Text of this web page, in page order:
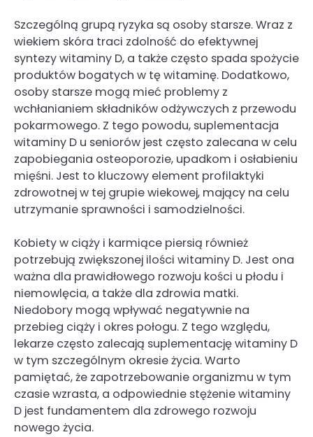
Szczególną grupą ryzyka są osoby starsze. Wraz z
wiekiem skóra traci zdolność do efektywnej
syntezy witaminy D, a także często spada spożycie
produktów bogatych w tę witaminę. Dodatkowo,
osoby starsze mogą mieć problemy z
wchłanianiem składników odżywczych z przewodu
pokarmowego. Z tego powodu, suplementacja
witaminy D u seniorów jest często zalecana w celu
zapobiegania osteoporozie, upadkom i osłabieniu
mięśni. Jest to kluczowy element profilaktyki
zdrowotnej w tej grupie wiekowej, mający na celu
utrzymanie sprawności i samodzielności.
Kobiety w ciąży i karmiące piersią również
potrzebują zwiększonej ilości witaminy D. Jest ona
ważna dla prawidłowego rozwoju kości u płodu i
niemowlęcia, a także dla zdrowia matki.
Niedobory mogą wpływać negatywnie na
przebieg ciąży i okres połogu. Z tego względu,
lekarze często zalecają suplementację witaminy D
w tym szczególnym okresie życia. Warto
pamiętać, że zapotrzebowanie organizmu w tym
czasie wzrasta, a odpowiednie stężenie witaminy
D jest fundamentem dla zdrowego rozwoju
nowego życia.